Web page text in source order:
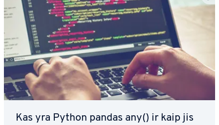
Kas yra Python pandas any() ir kaip jis